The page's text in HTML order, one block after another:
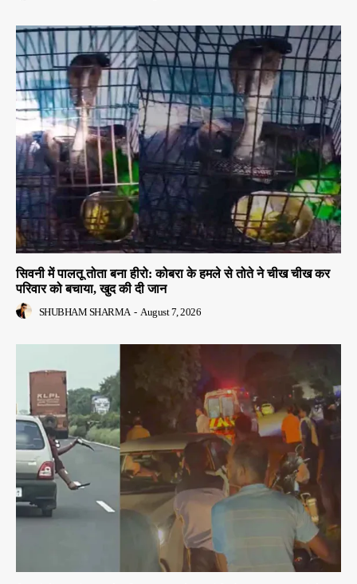
सिवनी में पालतू तोता बना हीरो: कोबरा के हमले से तोते ने चीख चीख कर
परिवार को बचाया, खुद की दी जान
SHUBHAM SHARMA - August 7, 2026